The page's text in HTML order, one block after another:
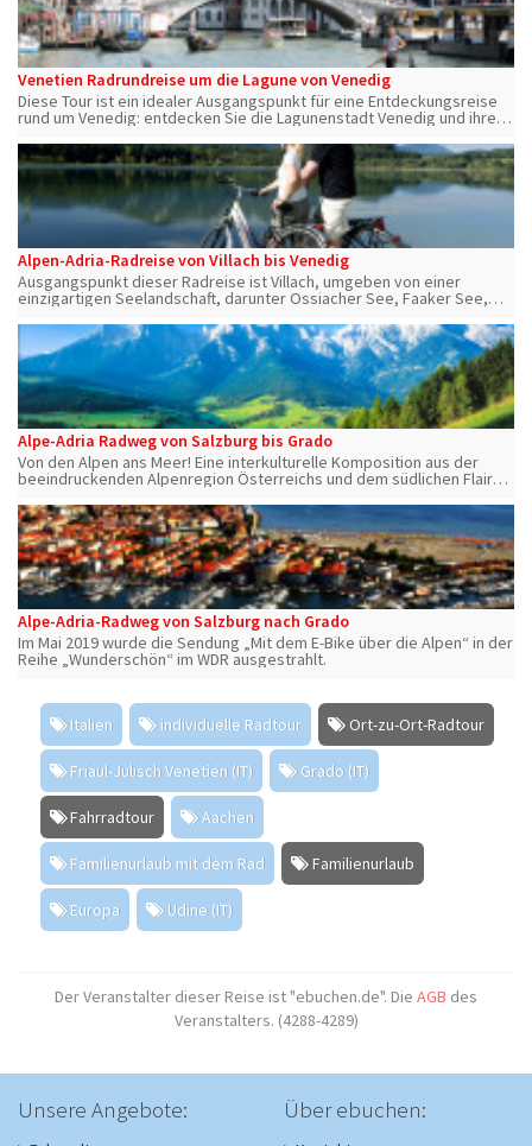
Venetien Radrundreise um die Lagune von Venedig
Diese Tour ist ein idealer Ausgangspunkt für eine Entdeckungsreise
rund um Venedig: entdecken Sie die Lagunenstadt Venedig und ihren
Alpen-Adria-Radreise von Villach bis Venedig
Ausgangspunkt dieser Radreise ist Villach, umgeben von einer
einzigartigen Seelandschaft, darunter Ossiacher See, Faaker See,
See.
Alpe-Adria Radweg von Salzburg bis Grado
Von den Alpen ans Meer! Eine interkulturelle Komposition aus der
beeindruckenden Alpenregion Österreichs und dem südlichen Flair
Alpe-Adria-Radweg von Salzburg nach Grado
Im Mai 2019 wurde die Sendung „Mit dem E-Bike über die Alpen“ in der
Reihe „Wunderschön“ im WDR ausgestrahlt.
Italien individuelle Radtour Ort-zu-Ort-Radtour
Friaul-Julisch Venetien (IT) Grado (IT)
Fahrradtour Aachen
Familienurlaub mit dem Rad Familienurlaub
Europa Udine (IT)
Der Veranstalter dieser Reise ist "ebuchen.de". Die AGB des
Veranstalters. (4288-4289)
Unsere Angebote: Über ebuchen: